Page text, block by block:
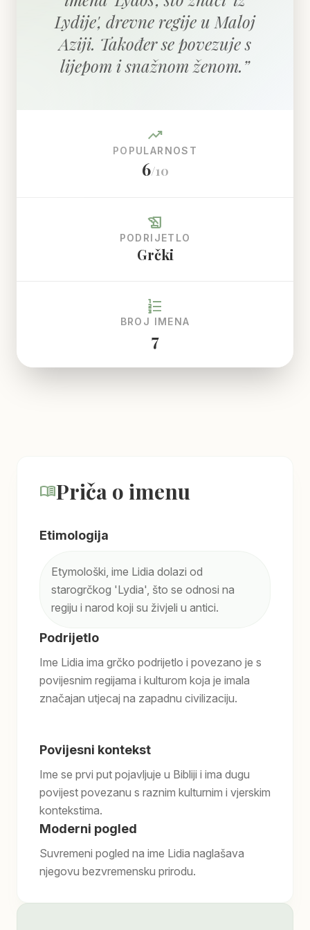
Lydije', drevne regije u Maloj
Aziji. Također se povezuje s
lijepom i snažnom ženom.”
trending_up
POPULARNOST
6/10
history_edu
PODRIJETLO
Grčki
format_list_numbered
BROJ IMENA
7
menu_bookPriča o imenu
Etimologija
Etymološki, ime Lidia dolazi od
starogrčkog 'Lydia', što se odnosi na
regiju i narod koji su živjeli u antici.
Podrijetlo
Ime Lidia ima grčko podrijetlo i povezano je s
povijesnim regijama i kulturom koja je imala
značajan utjecaj na zapadnu civilizaciju.
Povijesni kontekst
Ime se prvi put pojavljuje u Bibliji i ima dugu
povijest povezanu s raznim kulturnim i vjerskim
kontekstima.
Moderni pogled
Suvremeni pogled na ime Lidia naglašava
njegovu bezvremensku prirodu.